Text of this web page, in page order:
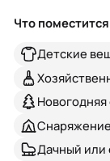
Что поместится
Детские
Новогодняя
Дачный или